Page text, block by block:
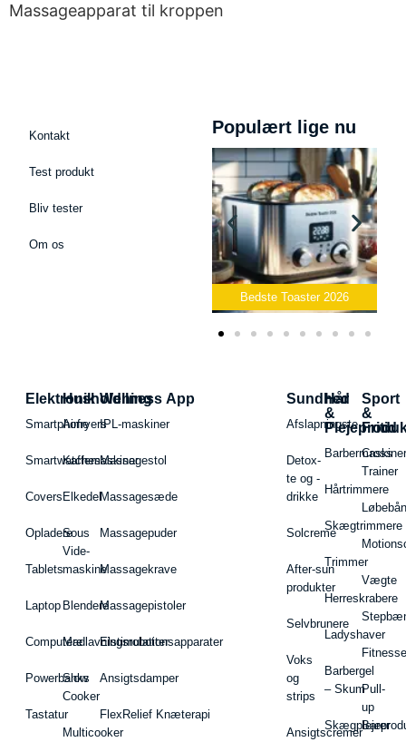
Massageapparat til kroppen
Kontakt
Test produkt
Bliv tester
Om os
Populært lige nu
Bedste Toaster 2026
Elektronik
Smartphone
Smartwatches
Covers
Opladere
Tablets
Laptop
Computere
Powerbanks
Tastatur
Husholdning
Airfryers
Kaffemaskiner
Elkedel
Sous
Vide-
maskine
Blendere
Madlavningsrobotter
Slow
Cooker
Multicooker
Wellness App
IPL-maskiner
Massagestol
Massagesæde
Massagepuder
Massagekrave
Massagepistoler
Elstimulationsapparater
Ansigtsdamper
FlexRelief Knæterapi
Sundhed
Afslapningste
Detox-
te og -
drikke
Solcreme
After-sun
produkter
Selvbrunere
Voks
og
strips
Ansigtscremer
Hår
&
Hårtrimmere
Skægtrimmere
Trimmer
Herreskrabere
Ladyshaver
Barbergel
– Skum
Sport
&
Fritid
Cross
Trainer
Vægte
Pull-
up
Barer